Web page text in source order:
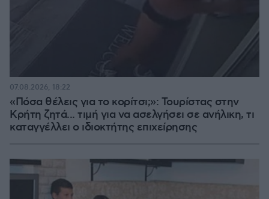
«Πόσα θέλεις για το κορίτσι;»: Τουρίστας στην
Κρήτη ζητά... τιμή για να ασελγήσει σε ανήλικη, τι
καταγγέλλει ο ιδιοκτήτης επιχείρησης
07.08.2026, 18:22